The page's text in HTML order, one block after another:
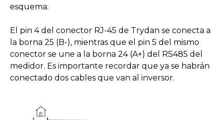
esquema:
El pin 4 del conector RJ-45 de Trydan se conecta a
la borna 25 (B-), mientras que el pin 5 del mismo
conector se une a la borna 24 (A+) del RS485 del
medidor. Es importante recordar que ya se habrán
conectado dos cables que van al inversor.